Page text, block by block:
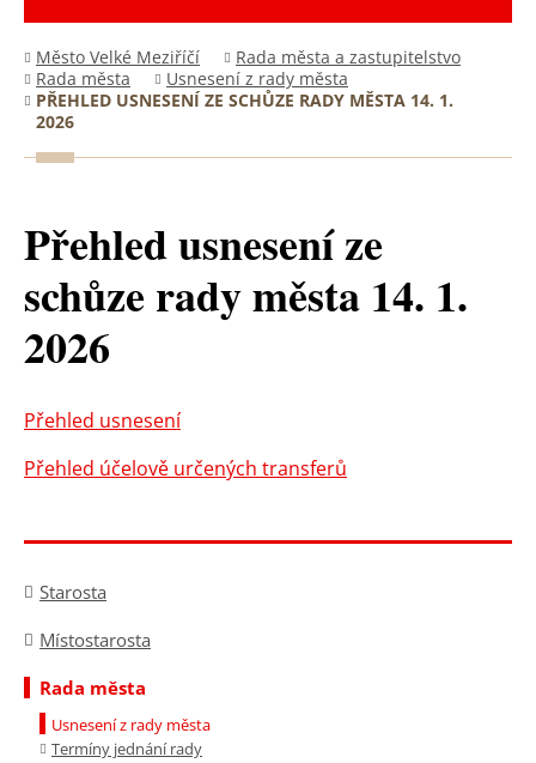
Město Velké Meziříčí
Rada města a zastupitelstvo
Rada města
Usnesení z rady města
PŘEHLED USNESENÍ ZE SCHŮZE RADY MĚSTA 14. 1.
2026
Přehled usnesení ze
schůze rady města 14. 1.
2026
Přehled usnesení
Přehled účelově určených transferů
Starosta
Místostarosta
Rada města
Usnesení z rady města
Termíny jednání rady